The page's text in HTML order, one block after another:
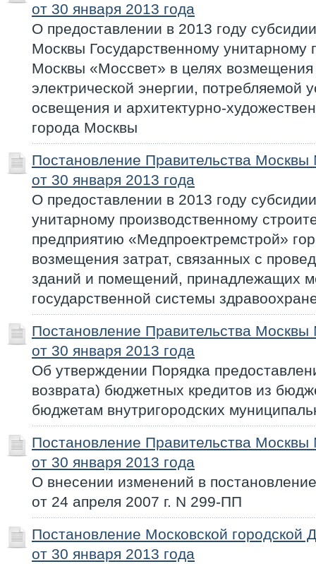
от 30 января 2013 года
О предоставлении в 2013 году
Москвы Государственному унитарному
Москвы «Моссвет» в целях возмещения
электрической энергии, потребляемой
освещения и архитектурно-
города Москвы
Постановление Правительства
от 30 января 2013 года
О предоставлении в 2013 году
унитарному производственному
предприятию «Медпроектремстрой»
возмещения затрат, связанных с
зданий и помещений, принадлежащих
государственной системы
Постановление Правительства
от 30 января 2013 года
Об утверждении Порядка
возврата) бюджетных кредитов из
бюджетам внутригородских
Постановление Правительства
от 30 января 2013 года
О внесении изменений в
от 24 апреля 2007 г. N 299-ПП
Постановление Московской
от 30 января 2013 года